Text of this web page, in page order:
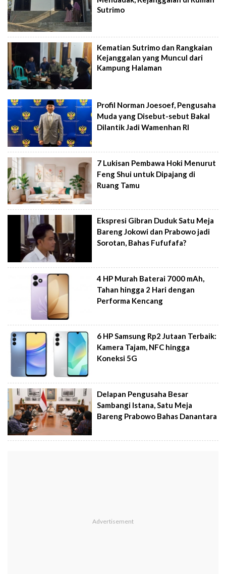
Sutrimo
Kematian Sutrimo dan Rangkaian
Kejanggalan yang Muncul dari
Kampung Halaman
Profil Norman Joesoef, Pengusaha
Muda yang Disebut-sebut Bakal
Dilantik Jadi Wamenhan RI
7 Lukisan Pembawa Hoki Menurut
Feng Shui untuk Dipajang di
Ruang Tamu
Ekspresi Gibran Duduk Satu Meja
Bareng Jokowi dan Prabowo jadi
Sorotan, Bahas Fufufafa?
4 HP Murah Baterai 7000 mAh,
Tahan hingga 2 Hari dengan
Performa Kencang
6 HP Samsung Rp2 Jutaan Terbaik:
Kamera Tajam, NFC hingga
Koneksi 5G
Delapan Pengusaha Besar
Sambangi Istana, Satu Meja
Bareng Prabowo Bahas Danantara